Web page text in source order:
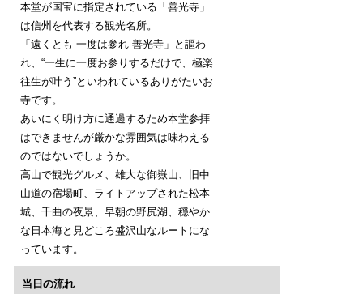
本堂が国宝に指定されている「善光寺」
は信州を代表する観光名所。
「遠くとも 一度は参れ 善光寺」と謳わ
れ、“一生に一度お参りするだけで、極楽
往生が叶う”といわれているありがたいお
寺です。
あいにく明け方に通過するため本堂参拝
はできませんが厳かな雰囲気は味わえる
のではないでしょうか。
高山で観光グルメ、雄大な御嶽山、旧中
山道の宿場町、ライトアップされた松本
城、千曲の夜景、早朝の野尻湖、穏やか
な日本海と見どころ盛沢山なルートにな
っています。
当日の流れ